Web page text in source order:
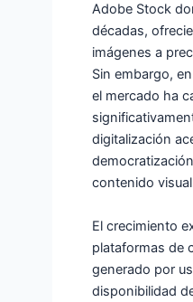
Adobe Stock
décadas,
imágenes a
Sin embargo,
el mercado ha
digitalización
contenido
El crecimiento
plataformas de
generado por
disponibilidad